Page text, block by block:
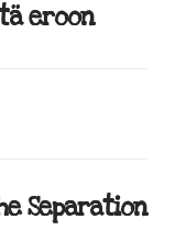
eroon
Separation